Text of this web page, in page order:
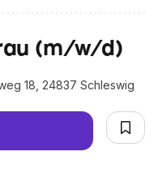
(m/w/d)
18, 24837 Schleswig